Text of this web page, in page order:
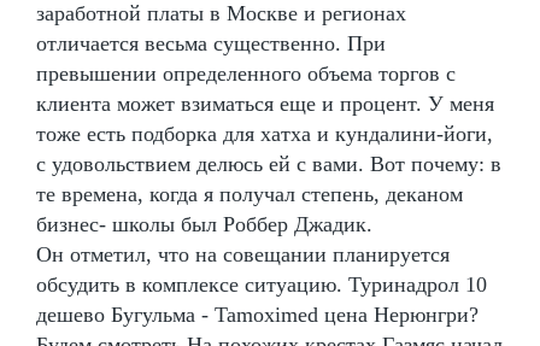
заработной платы в Москве и регионах
отличается весьма существенно. При
превышении определенного объема торгов с
клиента может взиматься еще и процент. У меня
тоже есть подборка для хатха и кундалини-йоги,
с удовольствием делюсь ей с вами. Вот почему: в
те времена, когда я получал степень, деканом
бизнес- школы был Роббер Джадик.
Он отметил, что на совещании планируется
обсудить в комплексе ситуацию. Туринадрол 10
дешево Бугульма - Tamoximed цена Нерюнгри?